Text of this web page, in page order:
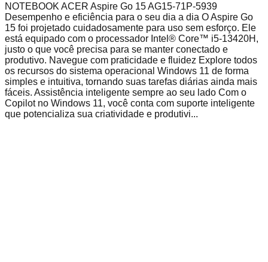
NOTEBOOK ACER Aspire Go 15 AG15-71P-5939
Desempenho e eficiência para o seu dia a dia O Aspire Go
15 foi projetado cuidadosamente para uso sem esforço. Ele
está equipado com o processador Intel® Core™ i5-13420H,
justo o que você precisa para se manter conectado e
produtivo. Navegue com praticidade e fluidez Explore todos
os recursos do sistema operacional Windows 11 de forma
simples e intuitiva, tornando suas tarefas diárias ainda mais
fáceis. Assistência inteligente sempre ao seu lado Com o
Copilot no Windows 11, você conta com suporte inteligente
que potencializa sua criatividade e produtivi...